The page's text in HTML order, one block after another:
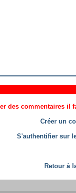
des commentaires il
Créer un
S'authentifier sur
Retour à